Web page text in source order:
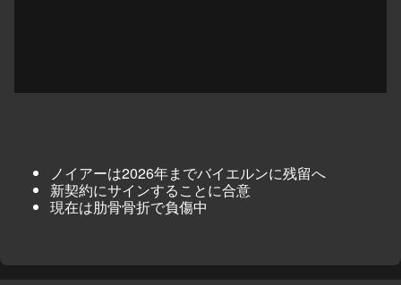
ノイアーは2026年までバイエルンに残留へ
新契約にサインすることに合意
現在は肋骨骨折で負傷中